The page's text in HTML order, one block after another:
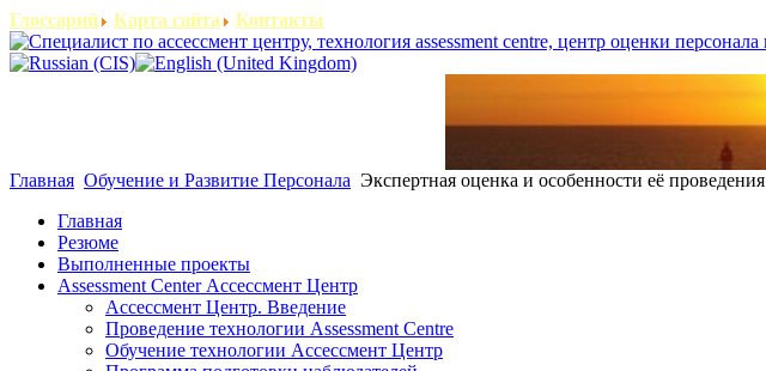
Глоссарий Карта сайта Контакты
Главная Обучение и Развитие Персонала Экспертная оценка и особенности её проведения
Главная
Резюме
Выполненные проекты
Assessment Center Ассессмент Центр
Ассессмент Центр. Введение
Проведение технологии Assessment Centre
Обучение технологии Ассессмент Центр